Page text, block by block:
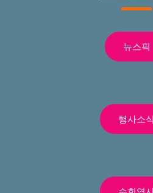
뉴스픽
행사소식